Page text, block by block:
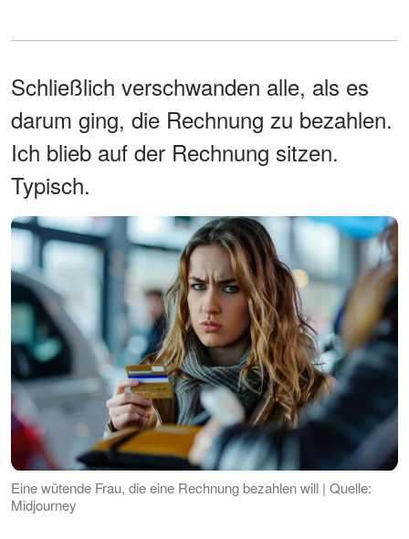
Schließlich verschwanden alle, als es
darum ging, die Rechnung zu bezahlen.
Ich blieb auf der Rechnung sitzen.
Typisch.
Eine wütende Frau, die eine Rechnung bezahlen will | Quelle:
Midjourney